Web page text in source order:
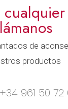
de
productos
+34 961 50 72